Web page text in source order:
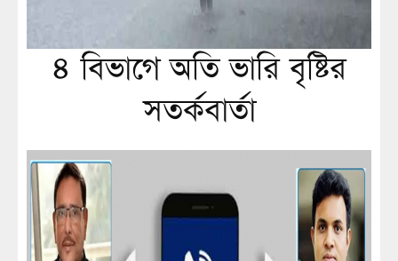
৪ বিভাগে অতি ভারি বৃষ্টির
সতর্কবার্তা